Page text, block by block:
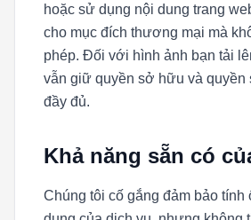
hoặc sử dụng nội dung trang
cho mục đích thương mại mà
phép. Đối với hình ảnh bạn tải
vẫn giữ quyền sở hữu và quyền
đầy đủ.
Khả năng sẵn có
Chúng tôi cố gắng đảm bảo tính